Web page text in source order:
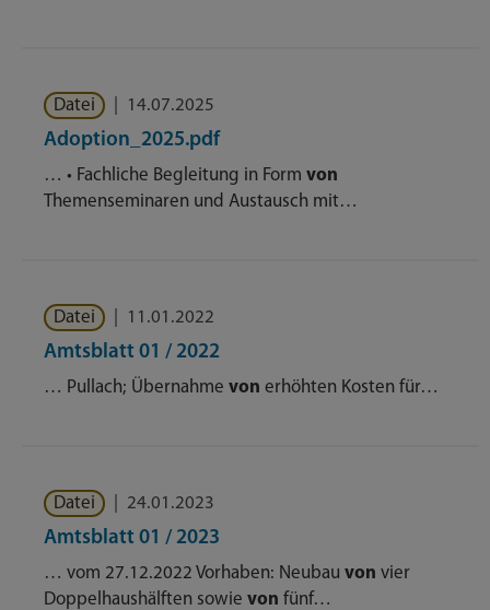
Datei 14.07.2025
Adoption_2025.pdf
… • Fachliche Begleitung in Form von
Themenseminaren und Austausch mit…
Datei 11.01.2022
Amtsblatt 01 / 2022
… Pullach; Übernahme von erhöhten Kosten für…
Datei 24.01.2023
Amtsblatt 01 / 2023
… vom 27.12.2022 Vorhaben: Neubau von vier
Doppelhaushälften sowie von fünf…